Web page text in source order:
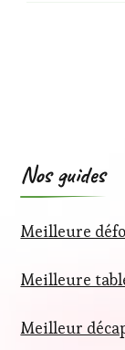
Nos guides
Meilleure
Meilleure
Meilleur